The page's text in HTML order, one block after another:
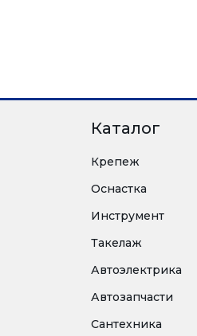
Каталог
Крепеж
Оснастка
Инструмент
Такелаж
Автоэлектрика
Автозапчасти
Сантехника